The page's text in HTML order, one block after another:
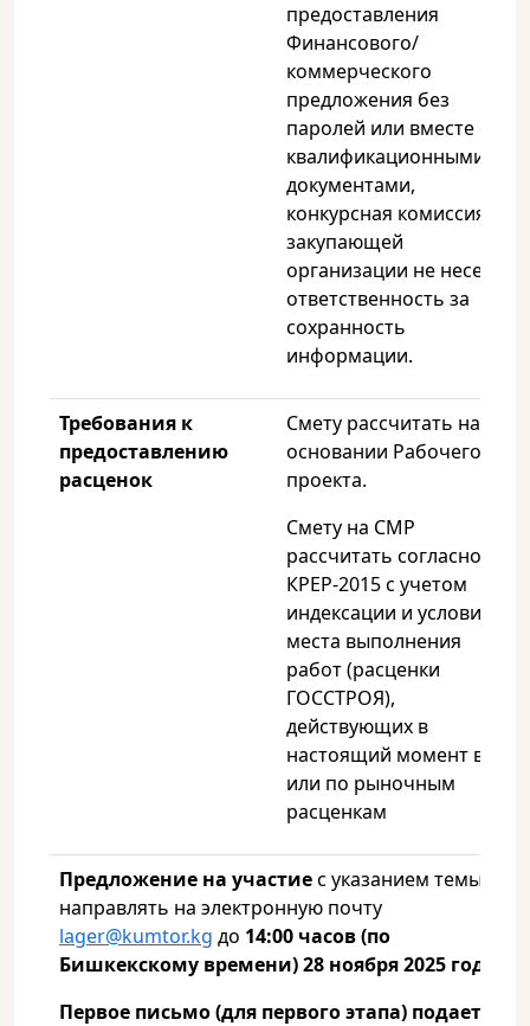
предоставления
Финансового/
коммерческого
предложения без
паролей или вместе с
квалификационными
документами,
конкурсная комиссия
закупающей
организации не несет
ответственность за
сохранность
информации.
Требования к
предоставлению
расценок
Смету рассчитать на
основании Рабочего
проекта.
Смету на СМР
рассчитать согласно
КРЕР-2015 с учетом
индексации и условий
места выполнения
работ (расценки
ГОССТРОЯ),
действующих в
настоящий момент в КР
или по рыночным
расценкам
Предложение на участиес указанием темы
направлять на электронную почту
lager@kumtor.kg до 14:00 часов (по
Бишкекскому времени) 28 ноября 2025 года.
Первое письмо (для первого этапа) подается с